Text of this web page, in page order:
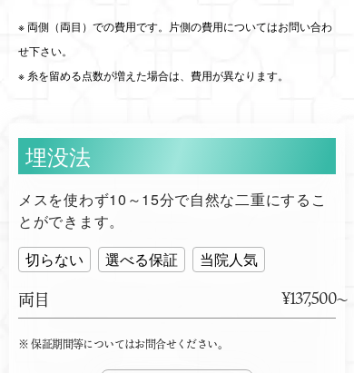
両側（両目）での費用です。片側の費用についてはお問い合わ
せ下さい。
糸を留める点数が増えた場合は、費用が異なります。
埋没法
メスを使わず10～15分で自然な二重にするこ
とができます。
切らない
選べる保証 当院人気
両目 ¥137,500
保証期間等についてはお問合せください。